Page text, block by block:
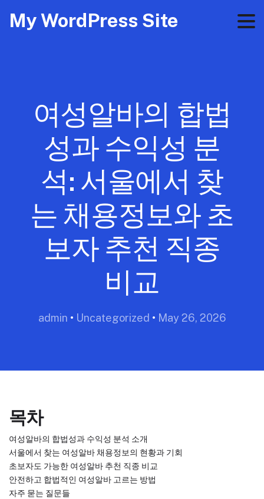
My WordPress Site
여성알바의 합법
성과 수익성 분
석: 서울에서 찾
는 채용정보와 초
보자 추천 직종
비교
admin • Uncategorized • May 26, 2026
목차
여성알바의 합법성과 수익성 분석 소개
서울에서 찾는 여성알바 채용정보의 현황과 기회
초보자도 가능한 여성알바 추천 직종 비교
안전하고 합법적인 여성알바 고르는 방법
자주 묻는 질문들